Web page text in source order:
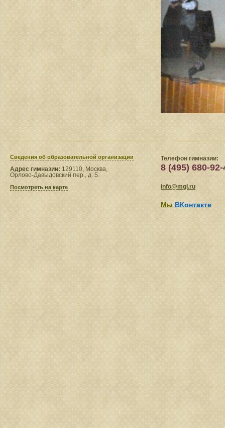
Сведения​ об образовательной организации
Адрес гимназии: 129110, Москва,
Орлово-Давыдовский пер., д. 5.
Посмотреть на карте
Телефон гимназии:
8 (495) 680-92-
info@mgl.ru
Мы ВКонтакте